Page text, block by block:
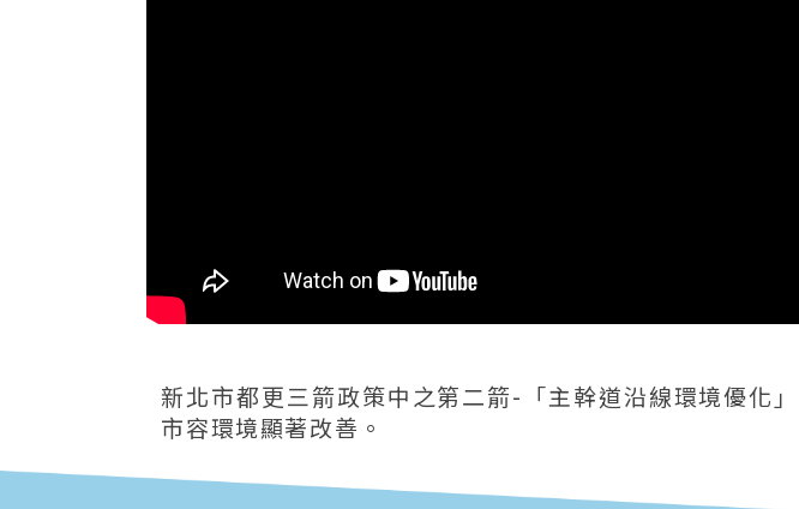
新北市都更三箭政策中之第二箭-「主幹道沿線環境優化
市容環境顯著改善。